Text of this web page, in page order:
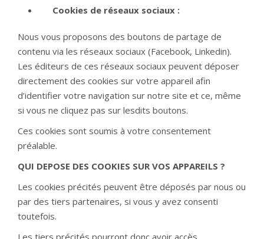
Cookies de réseaux sociaux :
Nous vous proposons des boutons de partage de
contenu via les réseaux sociaux (Facebook, Linkedin).
Les éditeurs de ces réseaux sociaux peuvent déposer
directement des cookies sur votre appareil afin
d’identifier votre navigation sur notre site et ce, même
si vous ne cliquez pas sur lesdits boutons.
Ces cookies sont soumis à votre consentement
préalable.
QUI DEPOSE DES COOKIES SUR VOS APPAREILS ?
Les cookies précités peuvent être déposés par nous ou
par des tiers partenaires, si vous y avez consenti
toutefois.
Les tiers précités pourront donc avoir accès